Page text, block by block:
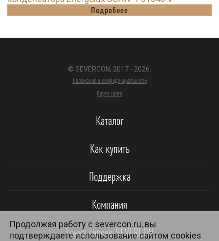
Подробнее
© SEVERCON, 2017 - 2026.
Положение о конфиденциальности
Карта сайта
Каталог
Как купить
Поддержка
Компания
Гонка героев SEVERCON
Продолжая работу с severcon.ru, вы
подтверждаете использование сайтом cookies